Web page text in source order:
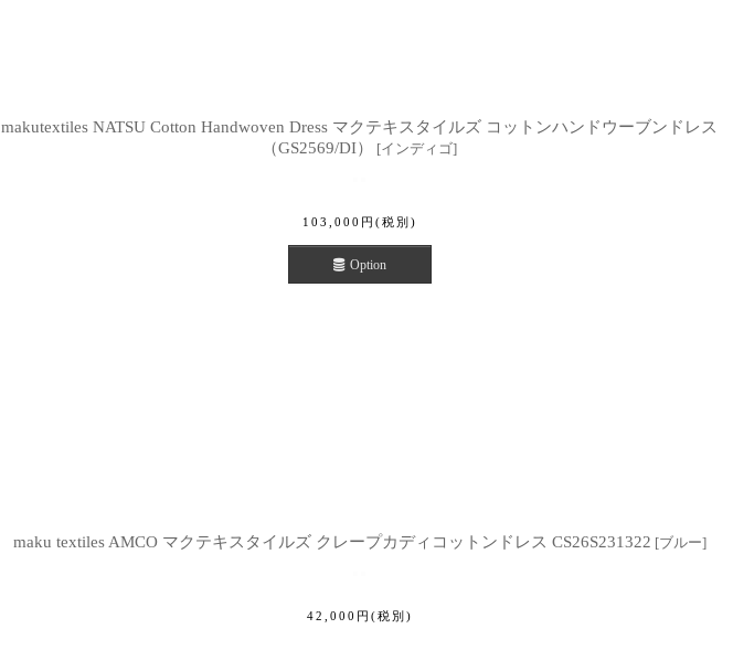
makutextiles NATSU Cotton Handwoven Dress マクテキスタイルズ コットンハンドウーブンドレス
（GS2569/DI）
[インディゴ]
103,000 円 (税別)
Option
maku textiles AMCO マクテキスタイルズ クレープカディコットンドレス CS26S231322 [ブルー]
42,000 円 (税別)